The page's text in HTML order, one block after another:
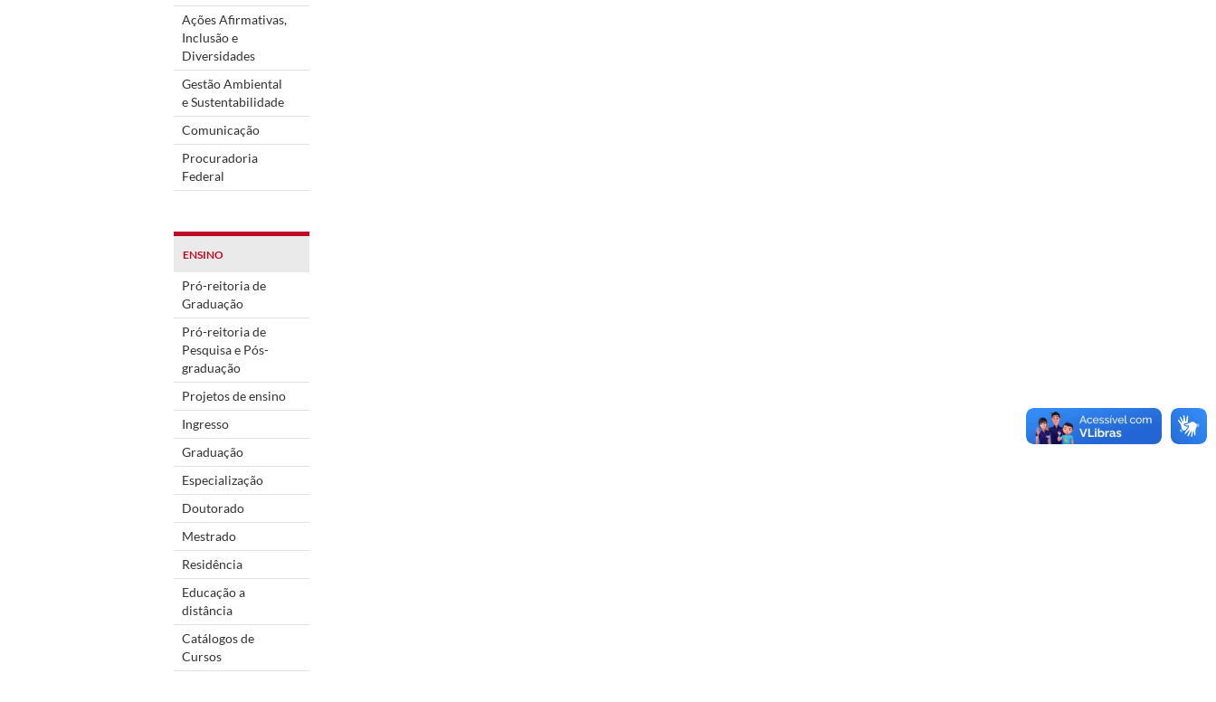
Ações Afirmativas,
Inclusão e
Diversidades
Gestão Ambiental
e Sustentabilidade
Comunicação
Procuradoria
Federal
ENSINO
Pró-reitoria de
Graduação
Pró-reitoria de
Pesquisa e Pós-
graduação
Projetos de ensino
Ingresso
Graduação
Especialização
Doutorado
Mestrado
Residência
Educação a
distância
Catálogos de
Cursos